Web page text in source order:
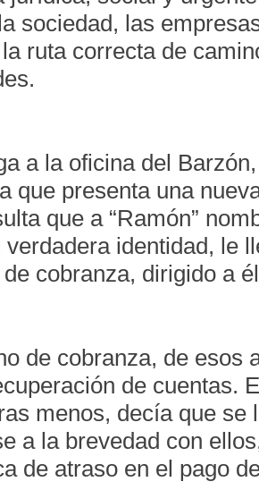
sociedad, las
ruta correcta de
a la oficina del
que presenta una
que a “Ramón”
verdadera identidad, le
cobranza, dirigido a
de cobranza, de esos
de cuentas.
menos, decía que se
a la brevedad con
de atraso en el pago